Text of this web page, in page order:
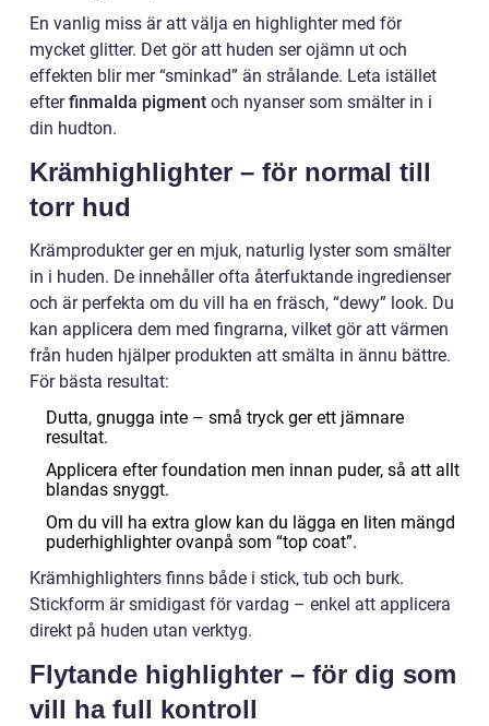
En vanlig miss är att välja en highlighter med för
mycket glitter. Det gör att huden ser ojämn ut och
effekten blir mer “sminkad” än strålande. Leta istället
efterfinmalda pigment och nyanser som smälter in i
din hudton.
Krämhighlighter – för normal till
torr hud
Krämprodukter ger en mjuk, naturlig lyster som smälter
in i huden. De innehåller ofta återfuktande ingredienser
och är perfekta om du vill ha en fräsch, “dewy” look. Du
kan applicera dem med fingrarna, vilket gör att värmen
från huden hjälper produkten att smälta in ännu bättre.
För bästa resultat:
Dutta, gnugga inte – små tryck ger ett jämnare
resultat.
Applicera efter foundation men innan puder, så att allt
blandas snyggt.
Om du vill ha extra glow kan du lägga en liten mängd
puderhighlighter ovanpå som “top coat”.
Krämhighlighters finns både i stick, tub och burk.
Stickform är smidigast för vardag – enkel att applicera
direkt på huden utan verktyg.
Flytande highlighter – för dig som
vill ha full kontroll